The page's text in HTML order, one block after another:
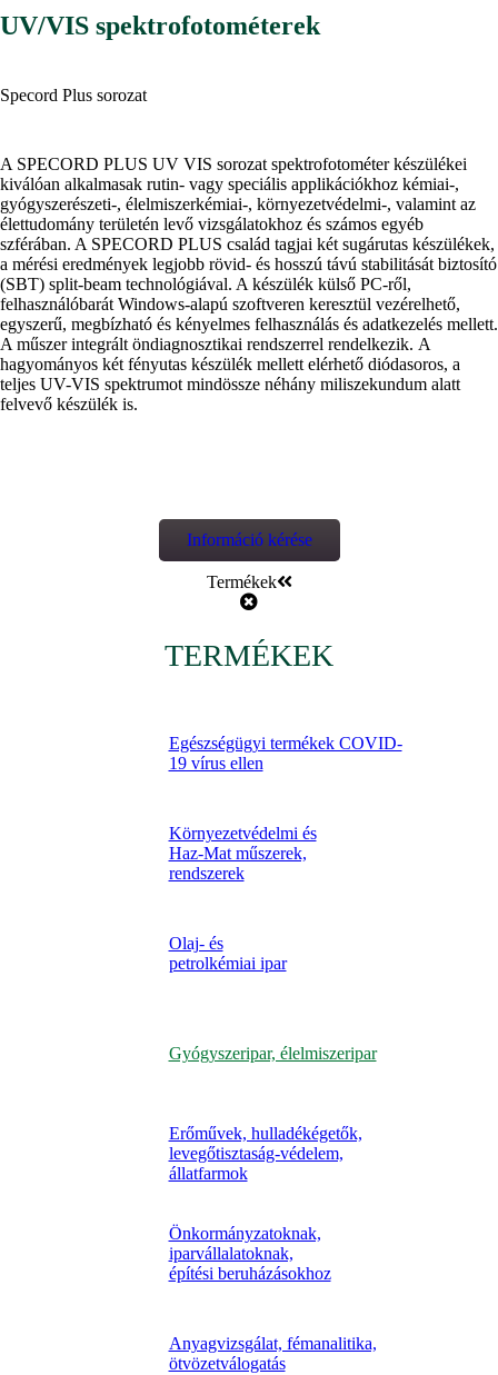
UV/VIS spektrofotométerek
Specord Plus sorozat
A SPECORD PLUS UV VIS sorozat spektrofotométer készülékei
kiválóan alkalmasak rutin- vagy speciális applikációkhoz kémiai-,
gyógyszerészeti-, élelmiszerkémiai-, környezetvédelmi-, valamint az
élettudomány területén levő vizsgálatokhoz és számos egyéb
szférában. A SPECORD PLUS család tagjai két sugárutas készülékek,
a mérési eredmények legjobb rövid- és hosszú távú stabilitását biztosító
(SBT) split-beam technológiával. A készülék külső PC-ről,
felhasználóbarát Windows-alapú szoftveren keresztül vezérelhető,
egyszerű, megbízható és kényelmes felhasználás és adatkezelés mellett.
A műszer integrált öndiagnosztikai rendszerrel rendelkezik. A
hagyományos két fényutas készülék mellett elérhető diódasoros, a
teljes UV-VIS spektrumot mindössze néhány miliszekundum alatt
felvevő készülék is.
Információ kérése
Termékek
TERMÉKEK
Egészségügyi termékek COVID-
19 vírus ellen
Környezetvédelmi és
Haz-Mat műszerek,
rendszerek
Olaj- és
petrolkémiai ipar
Gyógyszeripar, élelmiszeripar
Erőművek, hulladékégetők,
levegőtisztaság-védelem,
állatfarmok
Önkormányzatoknak,
iparvállalatoknak,
építési beruházásokhoz
Anyagvizsgálat, fémanalitika,
ötvözetválogatás